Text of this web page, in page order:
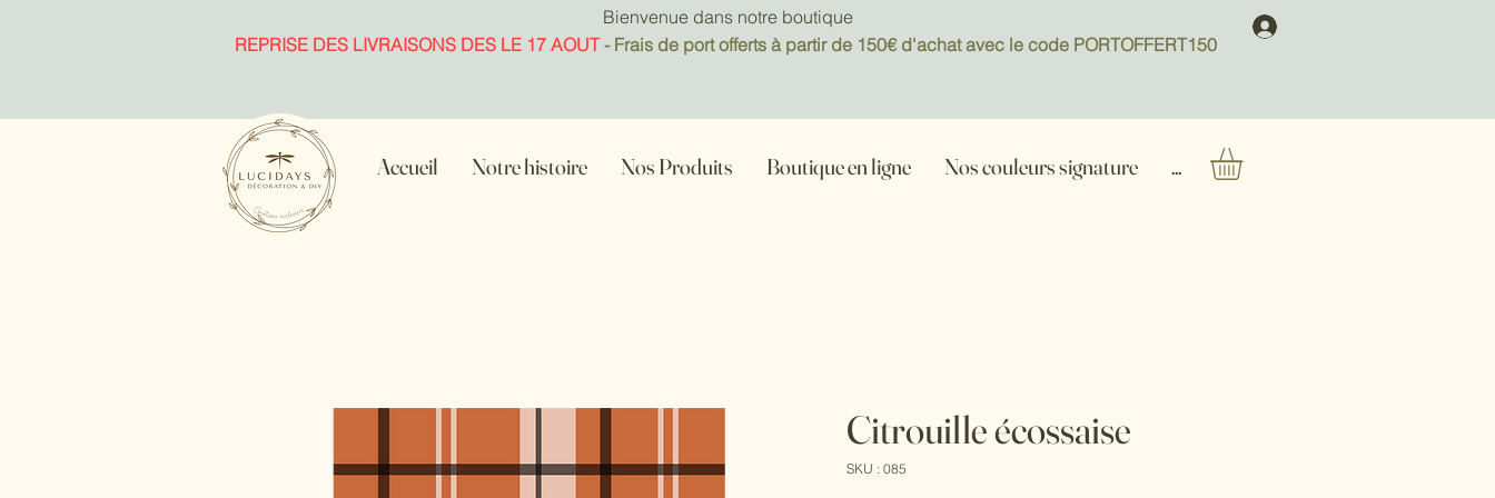
Bienvenue dans notre boutique
REPRISE DES LIVRAISONS DES LE 17 AOUT- Frais de port offerts à partir de 150€ d'achat avec le code PORTOFFERT150
Accueil Notre histoire Nos Produits Boutique en ligne Nos couleurs signature ...
Citrouille écossaise
SKU : 085